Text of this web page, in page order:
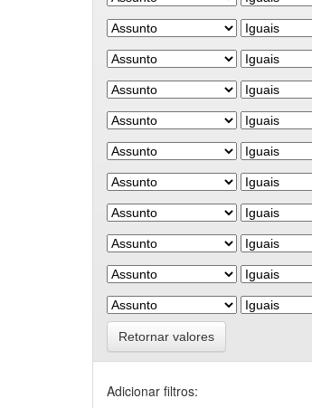
Retornar valores
Adicionar filtros: